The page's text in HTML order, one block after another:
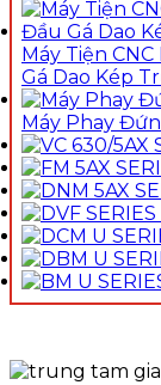
Máy Tiện
Gá Dao Kép
Máy Phay